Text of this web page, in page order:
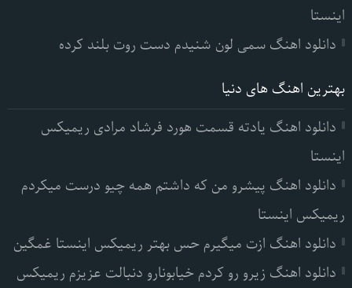
اینستا
دانلود اهنگ سمی لون شنیدم دست روت بلند کرده
بهترین اهنگ های دنیا
دانلود اهنگ یادته قسمت هورد فرشاد مرادی ریمیکس
اینستا
دانلود اهنگ پیشرو من که داشتم همه چیو درست میکردم
ریمیکس اینستا
دانلود اهنگ ازت میگیرم حس بهتر ریمیکس اینستا غمگین
دانلود اهنگ زیرو رو کردم خیابونارو دنبالت عزیزم ریمیکس